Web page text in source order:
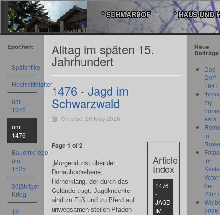
* SCHMARHOF * HAUS UND
Alltag im späten 15.
Jahrhundert
1476 - Jagd im
Schwarzwald
Created: 20 May 2026
Article
Index
1476
-
JAGD
IM
Page 1 of 2
„Morgendunst über der
Donauhochebene,
Hörnerklang, der durch das
Gelände trägt, Jagdknechte
sind zu Fuß und zu Pferd auf
unwegsamen steilen Pfaden
Epochen:
Spätantike
Hochmittelalter
um
1370
um
1476
Bauernkriege
um
1525
30jähriger
Krieg
18.
Neue
Beiträge
Das
Dorf
1947
my
ears
in
im
bei
Pfünz
2026